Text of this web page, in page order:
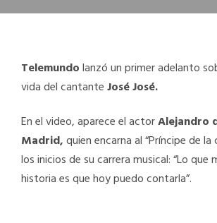
Telemundolanzó un primer adelanto
vida del cantanteJosé José.
En el video, aparece el actorAlejandro
Madrid,quien encarna al “Príncipe de la
los inicios de su carrera musical: “Lo que
historia es que hoy puedo contarla”.